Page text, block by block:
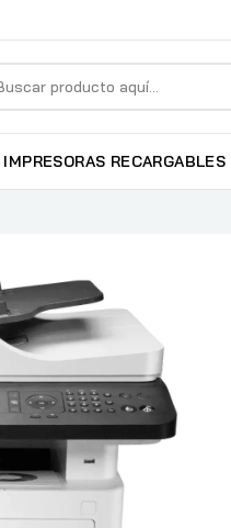
IMPRESORAS RECARGABLES